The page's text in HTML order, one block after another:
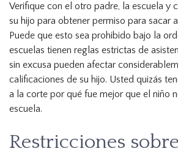
Verifique con el otro padre, la escuela y
su hijo para obtener permiso para sacar
Puede que esto sea prohibido bajo la
escuelas tienen reglas estrictas de
sin excusa pueden afectar
calificaciones de su hijo. Usted quizás
a la corte por qué fue mejor que el niño
escuela.
Restricciones